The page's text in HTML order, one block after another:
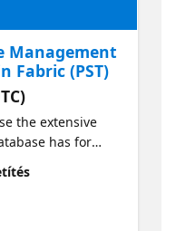
Management
Fabric (PST)
the extensive
has for
as well as
will be
visit this series